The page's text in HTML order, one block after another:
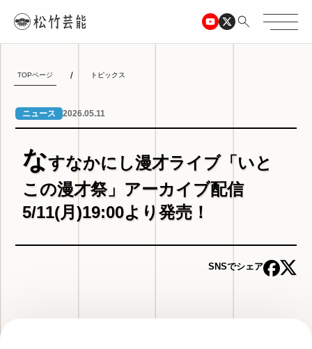
TOPページ トピックス
ニュース 2026.05.11
なすなかにし漫才ライブ「いと
この漫才祭」アーカイブ配信
5/11(月)19:00より発売！
SNSでシェア